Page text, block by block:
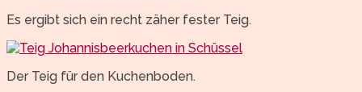
Es ergibt sich ein recht zäher fester Teig.
Der Teig für den Kuchenboden.